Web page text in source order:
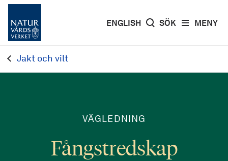
MENY
ENGLISH SÖK
Jakt och vilt
VÄGLEDNING
Fångstredskap